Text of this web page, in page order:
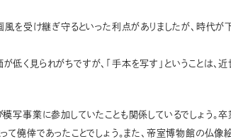
を受け継ぎ守るといった利点がありましたが、時代が
く見られがちですが、「手本を写す」ということは、
写事業に参加していたことも関係しているでしょう。
僥倖であったことでしょう。また、帝室博物館の仏